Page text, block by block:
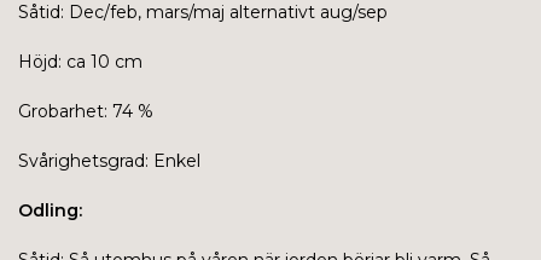
Såtid: Dec/feb, mars/maj alternativt aug/sep
Höjd: ca 10 cm
Grobarhet: 74 %
Svårighetsgrad: Enkel
Odling: